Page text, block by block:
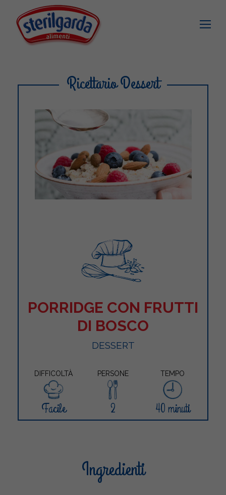
Ricettario Dessert
PORRIDGE CON FRUTTI
DI BOSCO
DESSERT
DIFFICOLTÀ PERSONE TEMPO
Facile 2 40 minuti
Ingredienti